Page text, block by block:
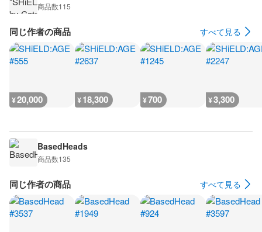
商品数115
同じ作者の商品 すべて見る
¥20,000 ¥18,300 ¥700 ¥3,300
BasedHeads
商品数135
同じ作者の商品 すべて見る